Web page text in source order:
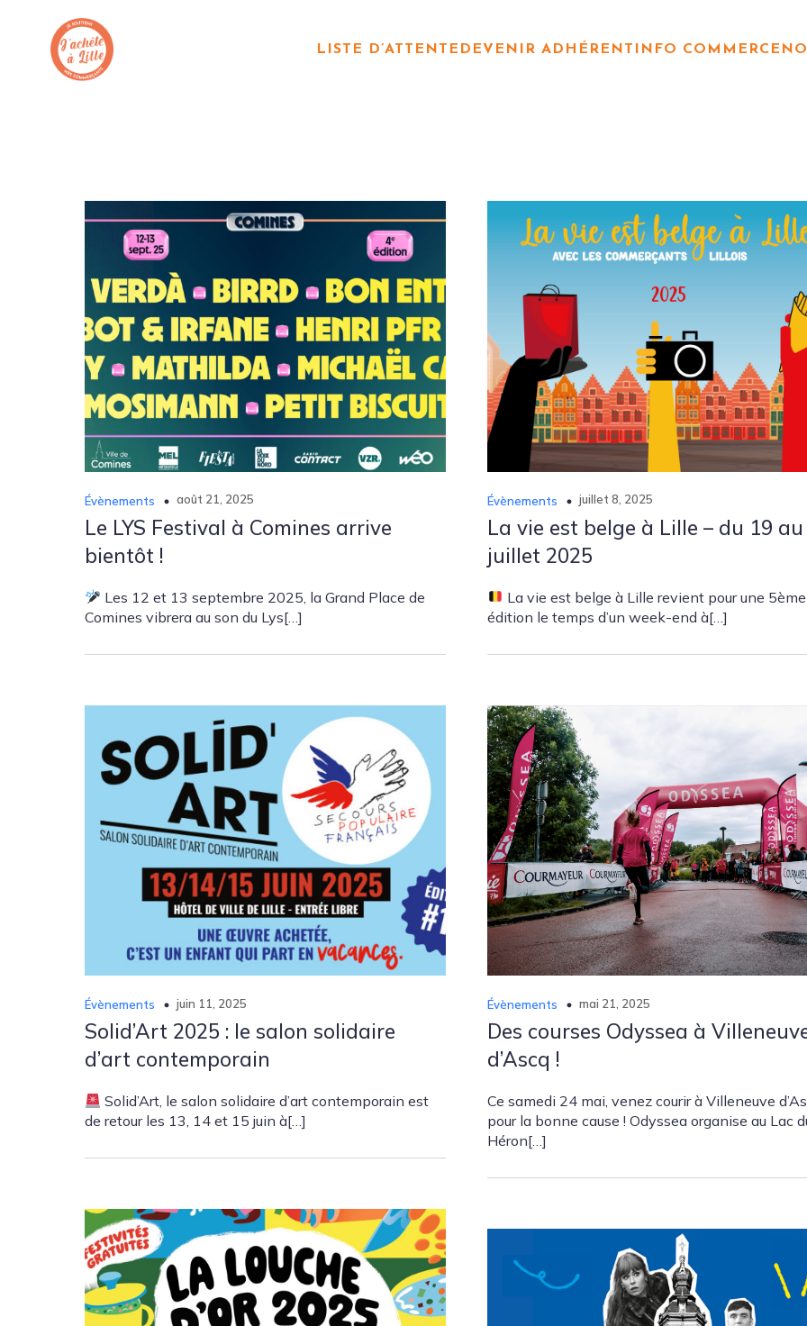
LISTE D’ATTENTE DEVENIR ADHÉRENT INFO COMMERCE
Évènements août 21, 2025
Le LYS Festival à Comines arrive
bientôt !
Les 12 et 13 septembre 2025, la Grand Place de
Comines vibrera au son du Lys[…]
Évènements juillet 8, 2025
La vie est belge à Lille – du 19
juillet 2025
La vie est belge à Lille revient pour une 5ème
édition le temps d’un week-end à[…]
Évènements juin 11, 2025
Solid’Art 2025 : le salon solidaire
d’art contemporain
Solid’Art, le salon solidaire d’art contemporain est
de retour les 13, 14 et 15 juin à[…]
Évènements mai 21, 2025
Des courses Odyssea à
d’Ascq !
Ce samedi 24 mai, venez courir à Villeneuve
pour la bonne cause ! Odyssea organise au Lac
Héron[…]